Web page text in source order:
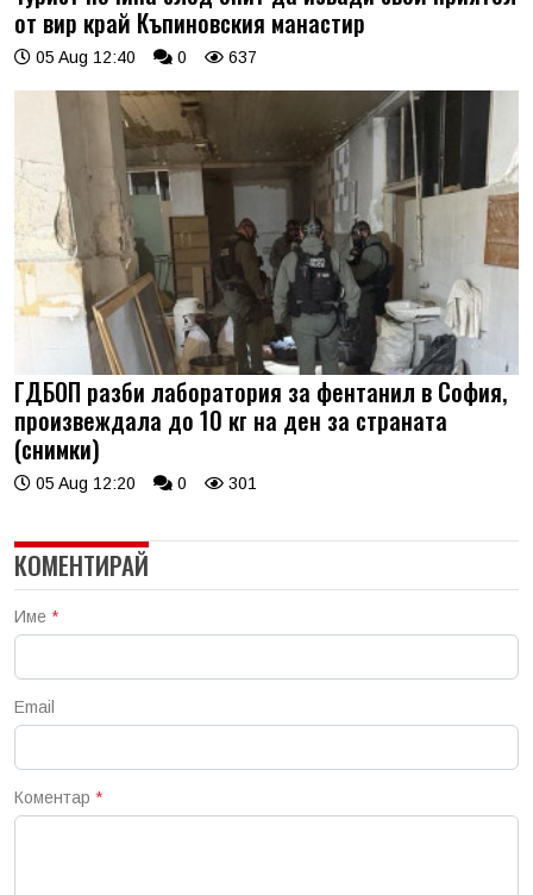
от вир край Къпиновския манастир
05 Aug 12:40 0 637
ГДБОП разби лаборатория за фентанил в София,
произвеждала до 10 кг на ден за страната
(снимки)
05 Aug 12:20 0 301
КОМЕНТИРАЙ
Име *
Email
Коментар *